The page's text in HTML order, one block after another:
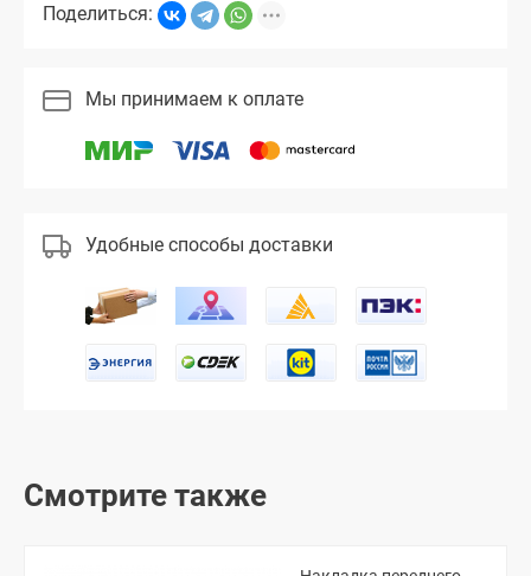
Поделиться:
Мы принимаем к оплате
Удобные способы доставки
Смотрите также